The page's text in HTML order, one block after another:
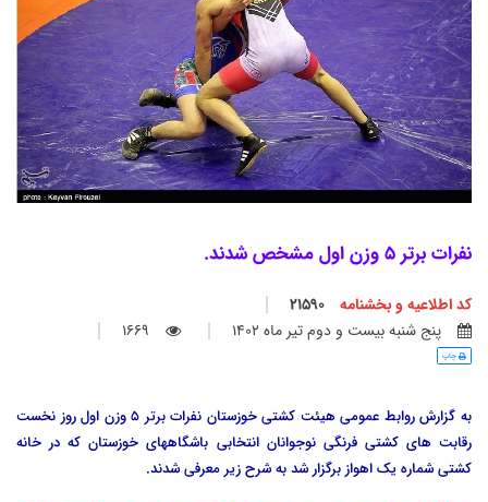
نفرات برتر 5 وزن اول مشخص شدند.
کد اطلاعیه و بخشنامه
پنج شنبه بيست و دوم تير ماه 1402
1669
چاپ
به گزارش روابط عمومی هیئت کشتی خوزستان نفرات برتر 5 وزن اول روز نخست
رقابت های کشتی فرنگی نوجوانان انتخابی باشگاههای خوزستان که در خانه
کشتی شماره یک اهواز برگزار شد به شرح زیر معرفی شدند.